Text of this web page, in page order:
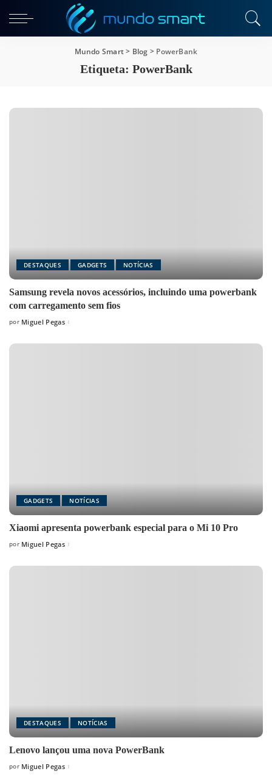
Mundo Smart> Blog > PowerBank
Etiqueta: PowerBank
DESTAQUES GADGETS NOTÍCIAS
Samsung revela novos acessórios, incluindo uma powerbank
com carregamento sem fios
Posted
por Miguel Pegas
GADGETS NOTÍCIAS
Xiaomi apresenta powerbank especial para o Mi 10 Pro
Posted
por Miguel Pegas
DESTAQUES NOTÍCIAS
Lenovo lançou uma nova PowerBank
Posted
por Miguel Pegas